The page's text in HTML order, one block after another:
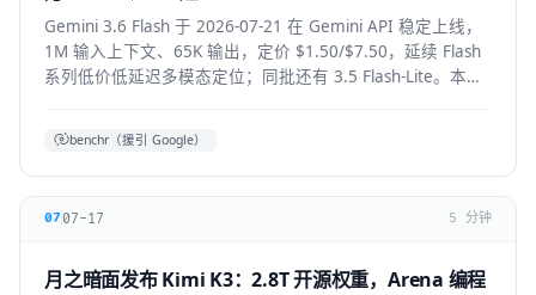
Gemini 3.6 Flash 于 2026-07-21 在 Gemini API 稳定上线，
1M 输入上下文、65K 输出，定价 $1.50/$7.50，延续 Flash
系列低价低延迟多模态定位；同批还有 3.5 Flash-Lite。本文
benchr（援引 Google）
07 07-17 5 分钟
月之暗面发布 Kimi K3：2.8T 开源权重，Arena 编程